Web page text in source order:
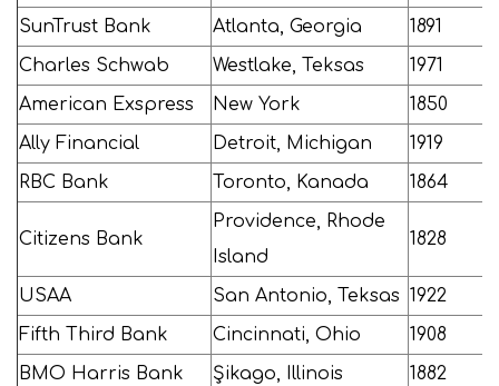
SunTrust Bank Atlanta, Georgia
1891
Charles Schwab
Westlake, Teksas
1971
American Exspress
New York
1850
Ally Financial
Detroit, Michigan
1919
RBC Bank
Toronto, Kanada 1864
Citizens Bank
Providence, Rhode
Island
1828
USAA San Antonio, Teksas 1922
Fifth Third Bank
Cincinnati, Ohio
1908
BMO Harris Bank
Şikago, Illinois 1882